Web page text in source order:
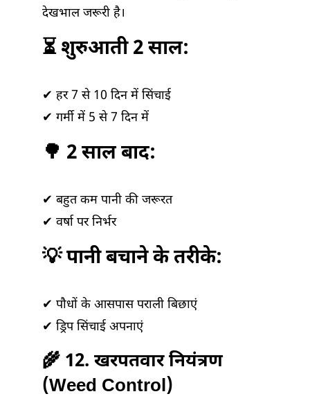
देखभाल जरूरी है।
⏳ शुरुआती 2 साल:
✔ हर 7 से 10 दिन में सिंचाई
✔ गर्मी में 5 से 7 दिन में
🌳 2 साल बाद:
✔ बहुत कम पानी की जरूरत
✔ वर्षा पर निर्भर
💡 पानी बचाने के तरीके:
✔ पौधों के आसपास पराली बिछाएं
✔ ड्रिप सिंचाई अपनाएं
🌾 12. खरपतवार नियंत्रण
(Weed Control)